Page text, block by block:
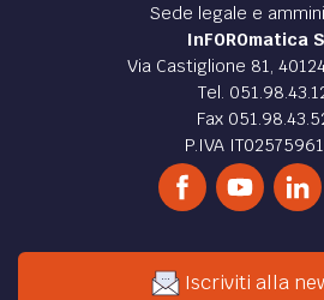
Sede legale e
InFOROmatica
Via Castiglione 81,
Tel.
Fax
P.IVA
Iscriviti alla